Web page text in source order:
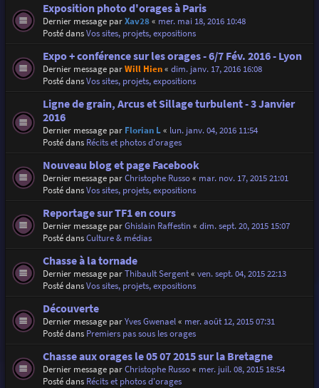
Exposition photo d'orages à Paris
Dernier message parXav28« mer. mai 18, 2016 10:48
Posté dansVos sites, projets, expositions
Expo + conférence sur les orages - 6/7 Fév. 2016 - Lyon
Dernier message parWill Hien« dim. janv. 17, 2016 16:08
Posté dansVos sites, projets, expositions
Ligne de grain, Arcus et Sillage turbulent - 3 Janvier
2016
Dernier message par Florian L« lun. janv. 04, 2016 11:54
Posté dans Récits et photos d'orages
Nouveau blog et page Facebook
Dernier message parChristophe Russo« mar. nov. 17, 2015 21:01
Posté dansVos sites, projets, expositions
Reportage sur TF1 en cours
Dernier message parGhislain Raffestin« dim. sept. 20, 2015 15:07
Posté dansCulture & médias
Chasse à la tornade
Dernier message parThibault Sergent« ven. sept. 04, 2015 22:13
Posté dansVos sites, projets, expositions
Découverte
Dernier message parYves Gwenael« mer. août 12, 2015 07:31
Posté dans Premiers pas sous les orages
Chasse aux orages le 05 07 2015 sur la Bretagne
Dernier message parChristophe Russo« mer. juil. 08, 2015 18:54
Posté dans Récits et photos d'orages